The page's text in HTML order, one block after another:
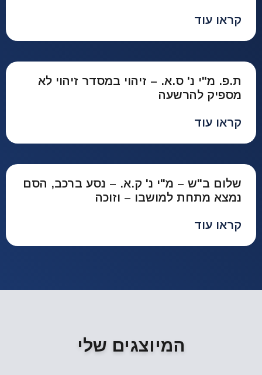
קראו עוד
ת.פ. מ"י נ' ס.א. – זיהוי במסדר זיהוי לא
מספיק להרשעה
קראו עוד
שלום ב"ש – מ"י נ' ק.א. – נסע ברכב, הסם
נמצא מתחת למושבו – וזוכה
קראו עוד
המיוצגים שלי